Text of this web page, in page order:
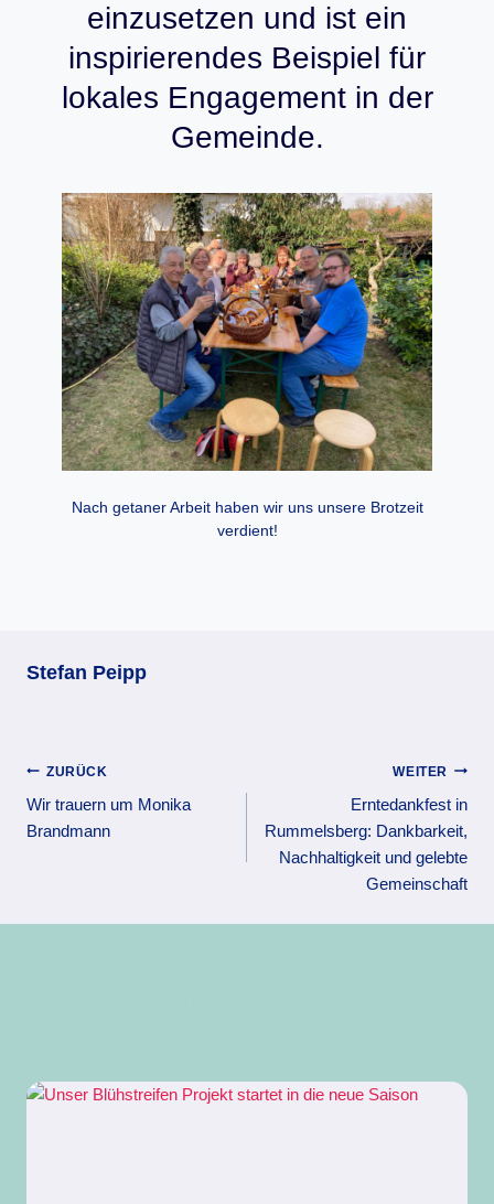
einzusetzen und ist ein
inspirierendes Beispiel für
lokales Engagement in der
Gemeinde.
Nach getaner Arbeit haben wir uns unsere Brotzeit
verdient!
Stefan Peipp
Beitragsnavigation
ZURÜCK
Wir trauern um Monika
Brandmann
WEITER
Erntedankfest in
Rummelsberg: Dankbarkeit,
Nachhaltigkeit und gelebte
Gemeinschaft